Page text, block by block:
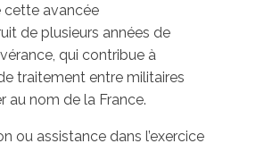
cette avancée
de plusieurs années de
qui contribue à
traitement entre militaires
au nom de la France.
ou assistance dans l’exercice